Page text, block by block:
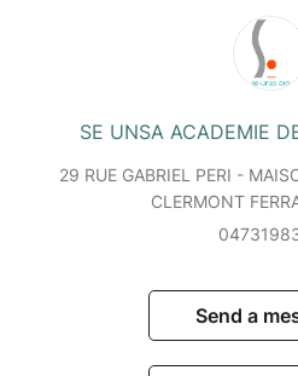
SE UNSA ACADEMIE
29 RUE GABRIEL PERI -
CLERMONT
Send a